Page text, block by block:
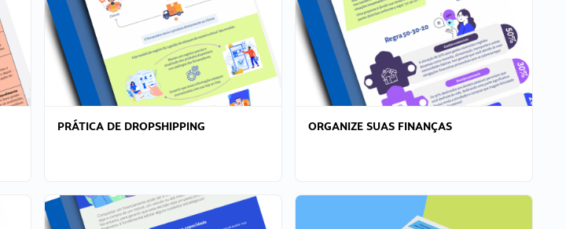
PRÁTICA DE DROPSHIPPING ORGANIZE SUAS FINANÇAS